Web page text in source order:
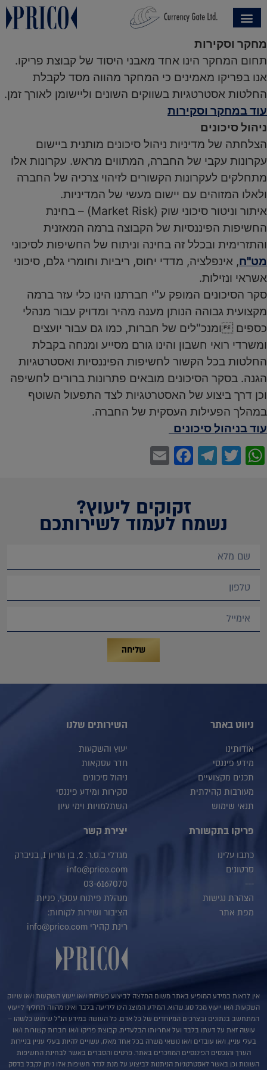
מחקר וסקירות
תחום המחקר הינו אחד מאבני היסוד של קבוצת פריקו.
אנו בפריקו מאמינים כי המחקר מהווה מסד לקבלת
החלטות אסטרטגיות בשווקים השונים וליישומן לאורך זמן.
עוד במחקר וסקירות
ניהול סיכונים
הצלחתה של מדיניות ניהול סיכונים מותנית ביישום
עקרונות עקבי של החברה, המתווים מראש. עקרונות אלו
מתחלקים לעקרונות הקשורים לזיהוי צרכיה של החברה
ולאלו המזוהים עם יישום מעשי של המדיניות.
איתור וניטור סיכוני שוק (Market Risk) – בחינת
החשיפות הפיננסיות של הקבוצה ברמה המאזנית
והתזרימית ובכלל זה בחינה וניתוח של החשיפות לסיכוני
מט"ח, אינפלציה, מדדי יחוס, ריביות וחומרי גלם, סיכוני
אשראי ונזילות.
סקר הסיכונים המופק ע"י חברתנו הינו כלי עזר ברמה
מקצועית גבוהה הנותן מענה מהיר ומדויק עבור מנהלי
כספים ומנכ"לים של חברות, כמו גם עבור יועצים
ומשרדי רואי חשבון והינו גורם מסייע ומנחה בקבלת
החלטות בכל הקשור לחשיפות הפיננסיות ואסטרטגיות
הגנה. בסקר הסיכונים מובאים פתרונות ברורים לחשיפה
וכן דרך ביצוע של האסטרטגיות לצד התפעול השוטף
במהלך הפעילות העסקית של החברה.
עוד בניהול סיכונים
WhatsApp
Twitter
Telegram
Facebook
זקוקים ליעוץ?
נשמח לעמוד לשירותכם
שליחה
ניווט באתר
אודותינו
מידע פיננסי
תכנים מקצועיים
מעורבות קהילתית
תנאי שימוש
השירותים שלנו
יעוץ והשקעות
חדר עסקאות
ניהול סיכונים
סקירות ומידע פיננסי
השתלמויות וימי עיון
פריקו בתקשורת
כתבו עלינו
סרטונים
---
הצהרת נגישות
מפת אתר
יצירת קשר
מגדלי ב.ס.ר. 2, בן גוריון 1, בניברק
info@prico.com
03-6167070
מנהלת פיתוח עסקי, פניות
הציבור ושירות לקוחות:
רינת קהירי info@prico.com
אין לראות במידע המופיע באתר משום המלצה לביצוע פעולות ו/או ייעוץ השקעות ו/או שיווק
השקעות ו/או ייעוץ מכל סוג שהוא. המידע המוצג הינו לידיעה בלבד ואינו מהווה תחליף לייעוץ
המתחשב בנתונים ובצרכים המיוחדים של כל אדם. כל העושה במידע הנ"ל שימוש כלשהו –
עושה זאת על דעתו בלבד ועל אחריותו הבלעדית. קבוצת פריקו ו/או חברות קשורות ו/או
בעלי עניין, ו/או עובדים ו/או נושאי משרה בכל אחד מאלו, עשויים להיות בעלי עניין בניירות
הערך והנכסים הפיננסיים המוזכרים באתר. פרטים והסברים באשר לבחינת החשיפות
השונות וכן באשר לאסטרטגיות הניתנות לביצוע על מנת לגדר חשיפות אלו ניתן לקבל בדסק